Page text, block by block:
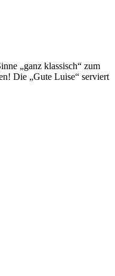
„ganz klassisch“ zum
Die „Gute Luise“ serviert